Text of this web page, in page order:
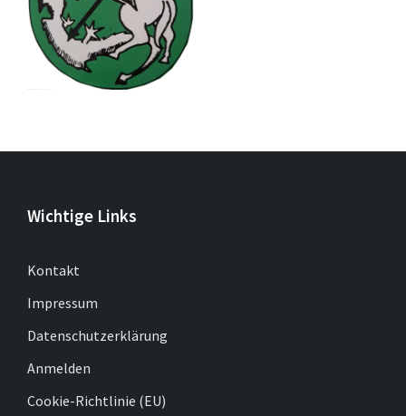
Wichtige Links
Kontakt
Impressum
Datenschutzerklärung
Anmelden
Cookie-Richtlinie (EU)